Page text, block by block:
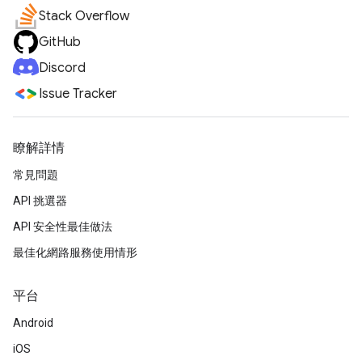
Stack Overflow
GitHub
Discord
Issue Tracker
瞭解詳情
常見問題
API 挑選器
API 安全性最佳做法
最佳化網路服務使用情形
平台
Android
iOS